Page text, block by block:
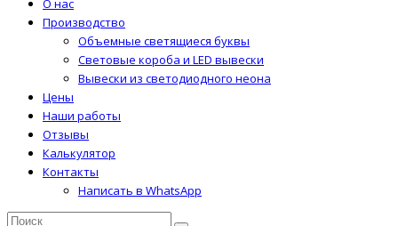
О нас
Производство
Объемные светящиеся буквы
Световые короба и LED вывески
Вывески из светодиодного неона
Цены
Наши работы
Отзывы
Калькулятор
Контакты
Написать в WhatsApp